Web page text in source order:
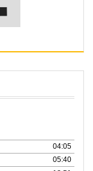
METİN ERTEM
YAŞANANLAR!
Merve Şimşek
İlgi Alanlarımız ve Biz